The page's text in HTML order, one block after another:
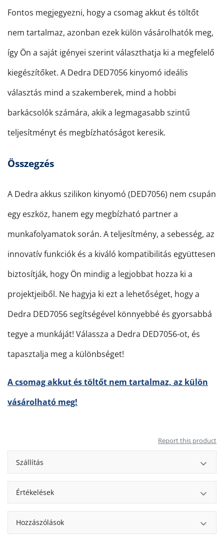
Fontos megjegyezni, hogy a csomag akkut és töltőt
nem tartalmaz, azonban ezek külön vásárolhatók meg,
így Ön a saját igényei szerint választhatja ki a megfelelő
kiegészítőket. A Dedra DED7056 kinyomó ideális
választás mind a szakemberek, mind a hobbi
barkácsolók számára, akik a legmagasabb szintű
teljesítményt és megbízhatóságot keresik.
Összegzés
A Dedra akkus szilikon kinyomó (DED7056) nem csupán
egy eszköz, hanem egy megbízható partner a
munkafolyamatok során. A teljesítmény, a sebesség, az
innovatív funkciók és a kiváló kompatibilitás együttesen
biztosítják, hogy Ön mindig a legjobbat hozza ki a
projektjeiből. Ne hagyja ki ezt a lehetőséget, hogy a
Dedra DED7056 segítségével könnyebbé és gyorsabbá
tegye a munkáját! Válassza a Dedra DED7056-ot, és
tapasztalja meg a különbséget!
A csomag akkut és töltőt nem tartalmaz, az külön
vásárolható meg!
Report this product
Szállítás
Értékelések
Hozzászólások